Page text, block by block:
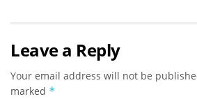
Leave a Reply
Your email address will not be
marked *